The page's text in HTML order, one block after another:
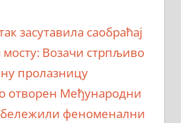
засутавила саобраћај
Возачи стрпљиво
пролазницу
отворен Међународни
феноменални